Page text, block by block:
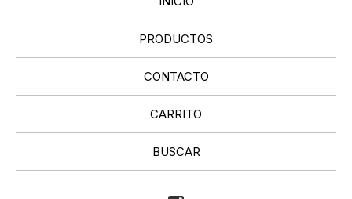
PRODUCTOS
CONTACTO
CARRITO
BUSCAR